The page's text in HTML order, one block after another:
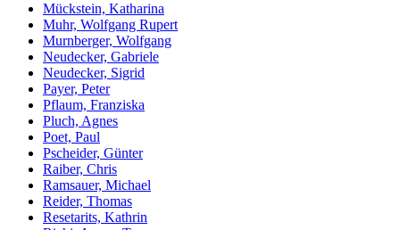
Mückstein, Katharina
Muhr, Wolfgang Rupert
Murnberger, Wolfgang
Neudecker, Gabriele
Neudecker, Sigrid
Payer, Peter
Pflaum, Franziska
Pluch, Agnes
Poet, Paul
Pscheider, Günter
Raiber, Chris
Ramsauer, Michael
Reider, Thomas
Resetarits, Kathrin